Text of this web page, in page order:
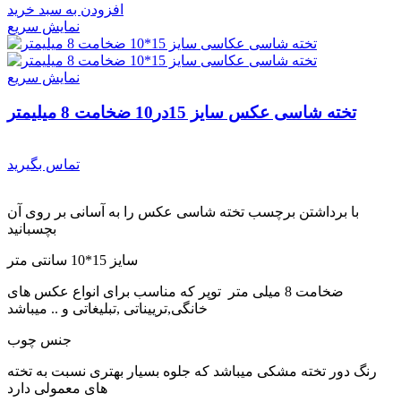
افزودن به سبد خرید
نمایش سریع
نمایش سریع
تخته شاسی عکس سایز 15در10 ضخامت 8 میلیمتر
تماس بگیرید
با برداشتن برچسب تخته شاسی عکس را به آسانی بر روی آن
بچسبانید
سایز 15*10 سانتی متر
ضخامت 8 میلی متر توپر که مناسب برای انواع عکس های
خانگی,ترییناتی ,تبلیغاتی و .. میباشد
جنس چوب
رنگ دور تخته مشکی میباشد که جلوه بسیار بهتری نسبت به تخته
های معمولی دارد